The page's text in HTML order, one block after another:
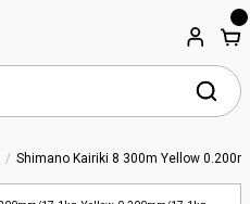
Shimano Kairiki 8 300m Yellow